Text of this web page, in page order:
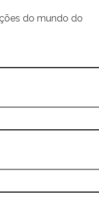
do mundo do